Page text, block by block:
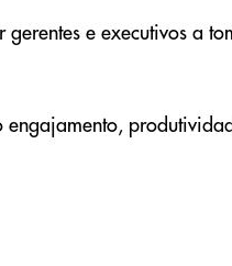
gerentes e executivos a
engajamento,